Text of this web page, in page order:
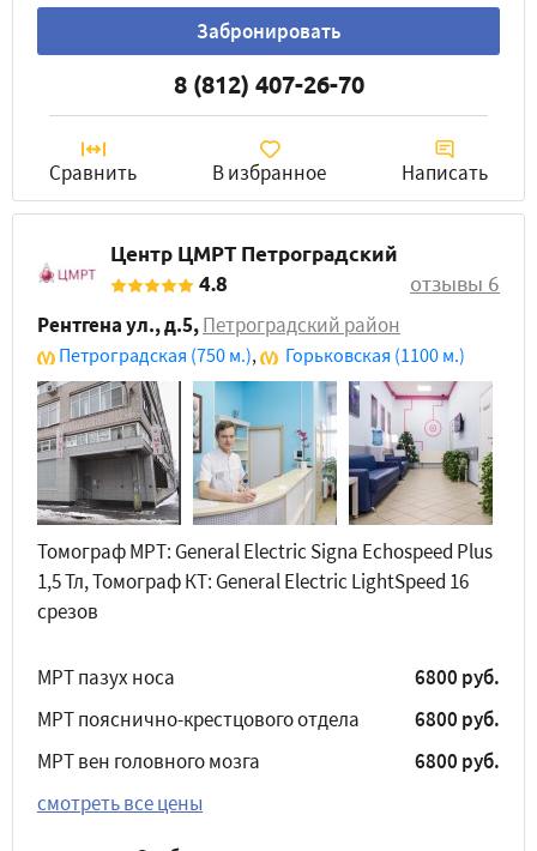
Забронировать
8 (812) 407-26-70
Сравнить В избранное Написать
Центр ЦМРТ Петроградский
4.8
отзывы 6
Рентгена ул., д.5,Петроградский район
Петроградская (750 м.), Горьковская (1100 м.)
Томограф МРТ: General Electric Signa Echospeed Plus
1,5 Тл, Томограф КТ: General Electric LightSpeed 16
срезов
МРТ пазух носа
6800 руб.
МРТ пояснично-крестцового отдела
6800 руб.
МРТ вен головного мозга
6800 руб.
смотреть все цены